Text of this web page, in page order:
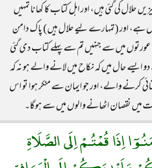
کی گئی ہیں، اور اہل کتاب کا کھانا تمہیں
ہے، اور (تمہارے لیے حلال ہیں) پاک دامن
میں سے جنہیں تم سے پہلے کتاب دی گئی
حال میں کہ نکاح میں لانے والے ہو نہ کہ
کرنے والے، اور جو ایمان سے منکر ہوا تو اس
میں نقصان اٹھانے والوں میں سے ہوگا۔
اِذَا قُمْتُـمْ اِلَى الصَّلَاةِ